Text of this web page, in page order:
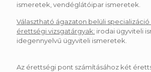
ismeretek, vendéglátóipar ismeretek.
Választható ágazaton belüli specializáció
érettségi vizsgatárgyak: irodai ügyviteli
idegennyelvű ügyviteli ismeretek.
Az érettségi pont számításához két